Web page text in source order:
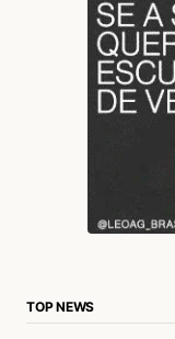
TOP NEWS